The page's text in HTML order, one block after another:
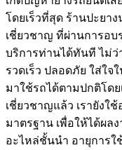
โดยเร็วที่สุด ร้านปะยา
เชี่ยวชาญ ที่ผ่านการอ
บริการท่านได้ทันที ไม่ว่
รวดเร็ว ปลอดภัย ใส่ใจ
มาใช้รถได้ตามปกติโด
เชี่ยวชาญแล้ว เรายังใ
มาตรฐาน เพื่อให้ได้ผล
อะไหล่ชั้นนํา อายุการ